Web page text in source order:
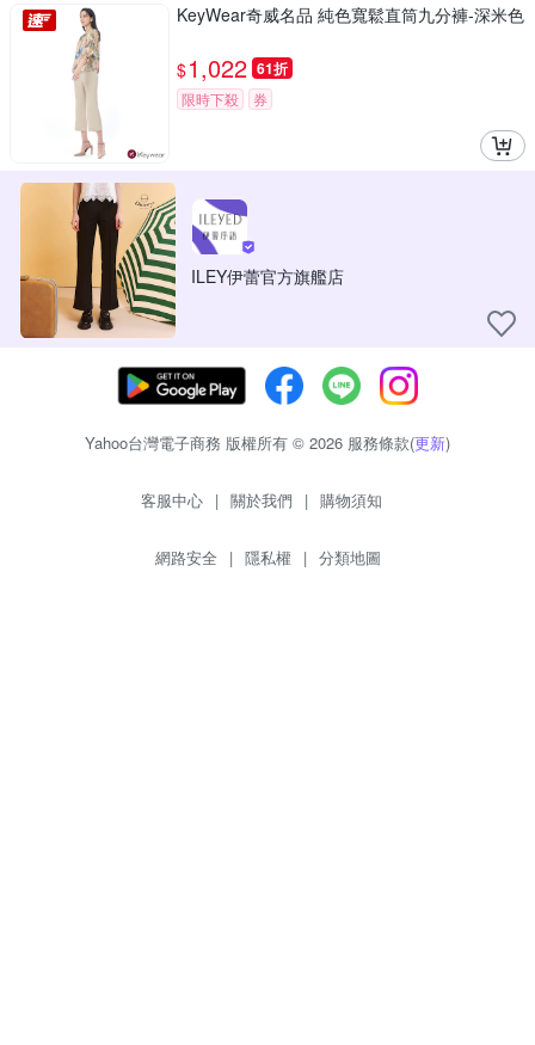
KeyWear奇威名品 純色寬鬆直筒九分褲-深米色
$1,022 61折
限時下殺 券
ILEY伊蕾官方旗艦店
Yahoo台灣電子商務 版權所有 © 2026 服務條款(更新)
客服中心 | 關於我們 | 購物須知
網路安全 | 隱私權 | 分類地圖